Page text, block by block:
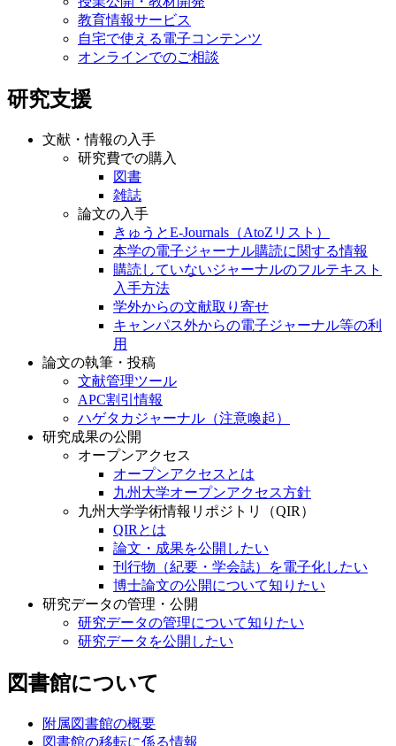
教育情報サービス
自宅で使える電子コンテンツ
オンラインでのご相談
研究支援
文献・情報の入手
研究費での購入
図書
雑誌
論文の入手
きゅうとE-Journals（AtoZリスト）
本学の電子ジャーナル購読に関する情報
購読していないジャーナルのフルテキスト
入手方法
学外からの文献取り寄せ
キャンパス外からの電子ジャーナル等の利
用
論文の執筆・投稿
文献管理ツール
APC割引情報
ハゲタカジャーナル（注意喚起）
研究成果の公開
オープンアクセス
オープンアクセスとは
九州大学オープンアクセス方針
九州大学学術情報リポジトリ（QIR）
QIRとは
論文・成果を公開したい
刊行物（紀要・学会誌）を電子化したい
博士論文の公開について知りたい
研究データの管理・公開
研究データの管理について知りたい
研究データを公開したい
図書館について
附属図書館の概要
図書館の移転に係る情報